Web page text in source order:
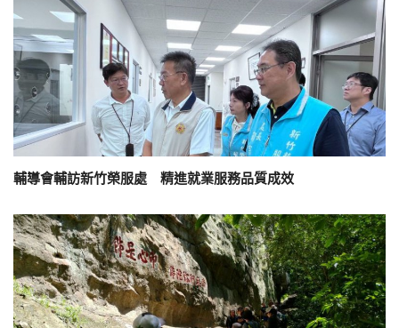
輔導會輔訪新竹榮服處 精進就業服務品質成效